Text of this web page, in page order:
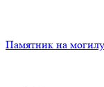
Памятник на могилу